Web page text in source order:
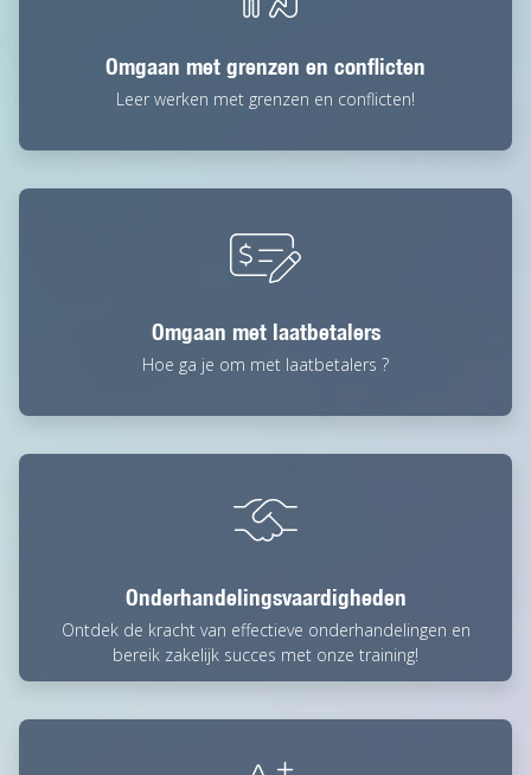
Omgaan met grenzen en conflicten
Leer werken met grenzen en conflicten!
Omgaan met laatbetalers
Hoe ga je om met laatbetalers ?
Onderhandelingsvaardigheden
Ontdek de kracht van effectieve onderhandelingen en
bereik zakelijk succes met onze training!